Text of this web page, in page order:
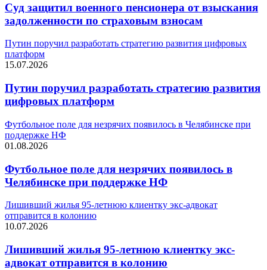
Суд защитил военного пенсионера от взыскания
задолженности по страховым взносам
Путин поручил разработать стратегию развития цифровых
платформ
15.07.2026
Путин поручил разработать стратегию развития
цифровых платформ
Футбольное поле для незрячих появилось в Челябинске при
поддержке НФ
01.08.2026
Футбольное поле для незрячих появилось в
Челябинске при поддержке НФ
Лишивший жилья 95-летнюю клиентку экс-адвокат
отправится в колонию
10.07.2026
Лишивший жилья 95-летнюю клиентку экс-
адвокат отправится в колонию